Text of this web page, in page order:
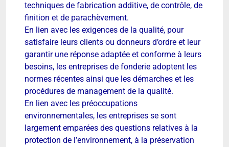
techniques de fabrication additive, de contrôle, de
finition et de parachèvement.
En lien avec les exigences de la qualité, pour
satisfaire leurs clients ou donneurs d’ordre et leur
garantir une réponse adaptée et conforme à leurs
besoins, les entreprises de fonderie adoptent les
normes récentes ainsi que les démarches et les
procédures de management de la qualité.
En lien avec les préoccupations
environnementales, les entreprises se sont
largement emparées des questions relatives à la
protection de l’environnement, à la préservation